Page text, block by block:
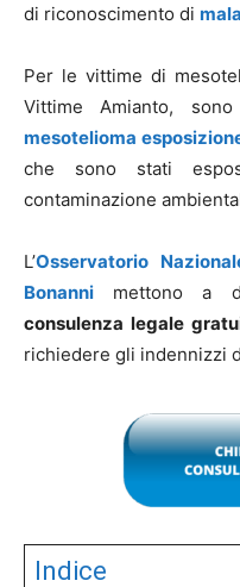
di riconoscimento di
Per le vittime di
Vittime Amianto,
mesotelioma
che sono stati
contaminazione
L’Osservatorio
Bonanni mettono a
consulenza legale
richiedere gli indennizzi
Indice